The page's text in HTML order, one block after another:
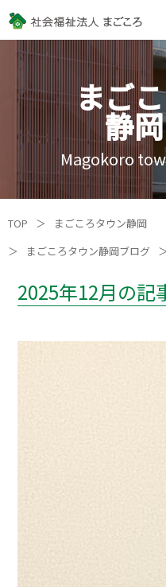
まご
静
Magokoro
TOP ＞
まごころタウン静岡
＞
まごころタウン静岡ブログ
2025年12月の記